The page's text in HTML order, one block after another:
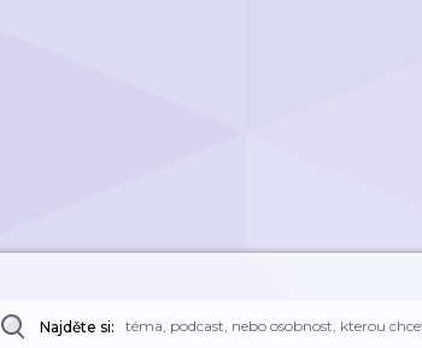
Najděte si: